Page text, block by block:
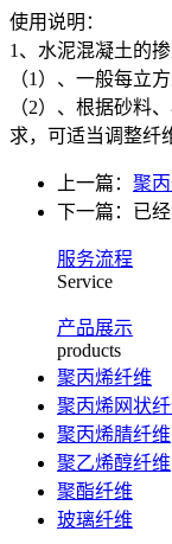
使用说明：
1、水泥混凝土的
（1）、一般每立
（2）、根据砂料
求，可适当调整纤
上一篇： 聚
下一篇：已
服务流程
Service
产品展示
products
聚丙烯纤维
聚丙烯网状
聚丙烯腈纤维
聚乙烯醇纤维
聚酯纤维
玻璃纤维